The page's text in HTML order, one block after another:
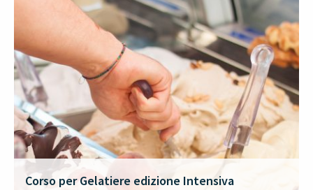
Corso per Gelatiere edizione Intensiva